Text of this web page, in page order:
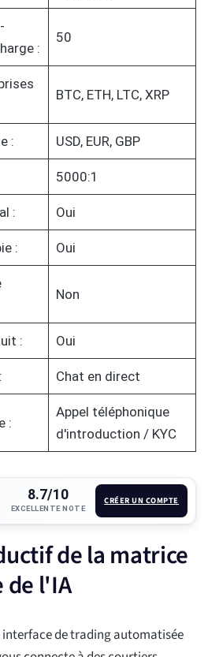
:
50
BTC, ETH, LTC, XRP
: USD, EUR, GBP
5000:1
: Oui
: Oui
Non
: Oui
Chat en direct
:
Appel téléphonique
d'introduction / KYC
8.7/10
EXCELLENTE NOTE
CRÉER UN COMPTE
de la matrice
de l'IA
interface de trading automatisée